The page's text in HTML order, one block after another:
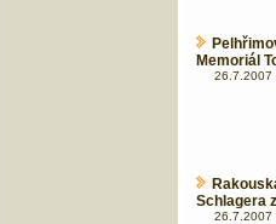
Memoriál
26.7.2007
Schlagera
26.7.2007